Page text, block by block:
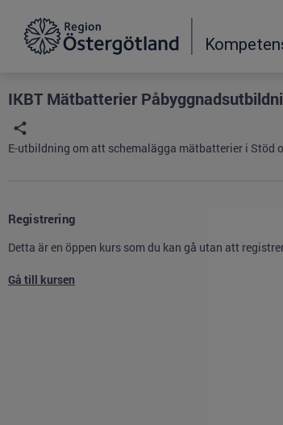
Grade
Portal
IKBT Mätbatterier
E-utbildning om att schemalägga mätbatterier i Stöd
Registrering
Detta är en öppen kurs som du kan gå utan att
Gå till kursen